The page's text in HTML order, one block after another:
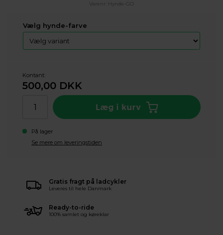
Varenr: Hynde-GO
Vælg hynde-farve
Kontant:
500,00 DKK
På lager
Se mere om leveringstiden
Gratis fragt på ladcykler
Leveres til hele Danmark
Ready-to-ride
100% samlet og køreklar